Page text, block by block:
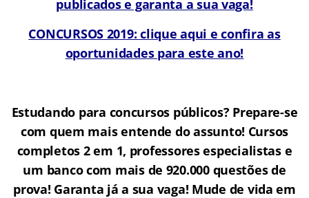
publicados e garanta a sua vaga!
CONCURSOS 2019: clique aqui e confira as
oportunidades para este ano!
Estudando para concursos públicos? Prepare-se
com quem mais entende do assunto! Cursos
completos 2 em 1, professores especialistas e
um banco com mais de 920.000 questões de
prova! Garanta já a sua vaga! Mude de vida em